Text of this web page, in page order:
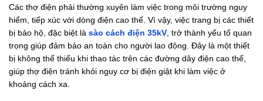
Các thợ điện phải thường xuyên làm việc trong môi trường nguy
hiểm, tiếp xúc với dòng điện cao thế. Vì vậy, việc trang bị các thiết
bị bảo hộ, đặc biệt là sào cách điện 35kV, trở thành yếu tố quan
trọng giúp đảm bảo an toàn cho người lao động. Đây là một thiết
bị không thể thiếu khi thao tác trên các đường dây điện cao thế,
giúp thợ điện tránh khỏi nguy cơ bị điện giật khi làm việc ở
khoảng cách xa.